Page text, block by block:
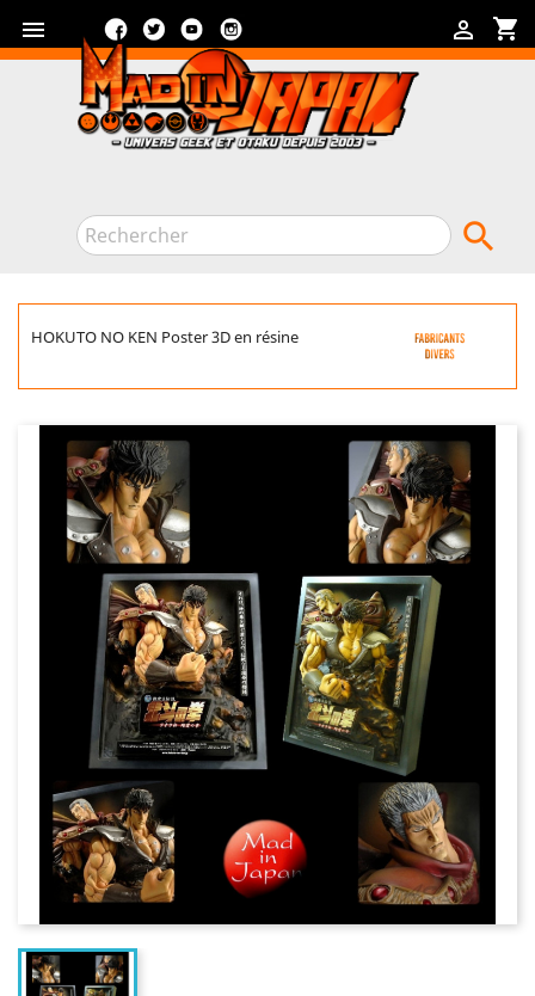
 shopping_cart

FacebookTwitterYouTube

HOKUTO NO KEN Poster 3D en résine